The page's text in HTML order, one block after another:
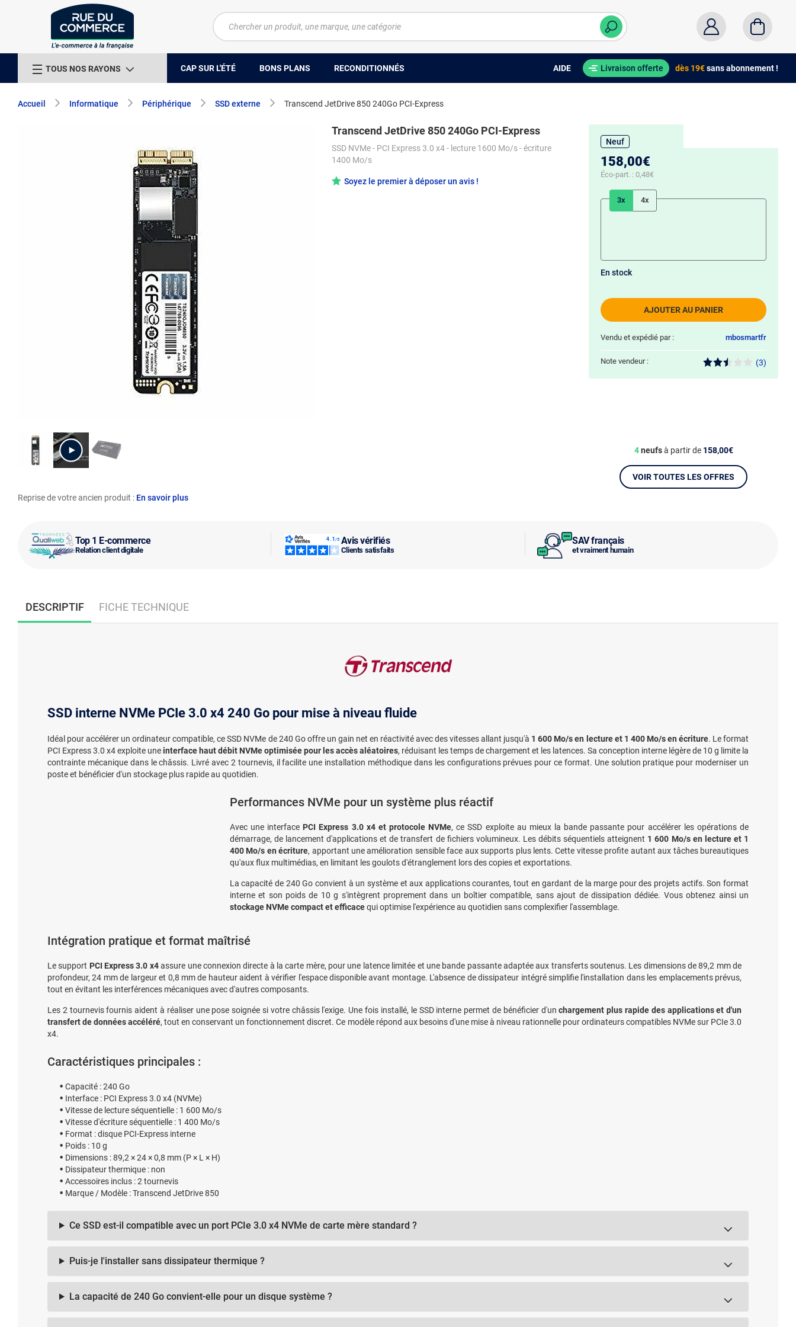
TOUS NOS RAYONS CAP SUR L'ÉTÉ BONS PLANS RECONDITIONNÉS AIDE Livraison offerte dès 19€sans abonnement !
Accueil Informatique Périphérique SSD externe Transcend JetDrive 850 240Go PCI-Express
Top 1 E-commerce
Relation client digitale
Avis vérifiés
Clients satisfaits
SAV français
et vraiment humain
Reprise de votre ancien produit : En savoir plus
Transcend JetDrive 850 240Go PCI-Express
SSD NVMe - PCI Express 3.0 x4 - lecture 1600 Mo/s - écriture
1400 Mo/s
Soyez le premier à déposer un avis !
Neuf
158,00€
Éco-part. : 0,48€
3x 4x
AJOUTER AU PANIER
En stock
Vendu et expédié par : mbosmartfr
Note vendeur : (3)
4neufsà partir de 158,00€
VOIR TOUTES LES OFFRES
DESCRIPTIF FICHE TECHNIQUE
SSD interne NVMe PCIe 3.0 x4 240 Go pour mise à niveau fluide
Idéal pour accélérer un ordinateur compatible, ce SSD NVMe de 240 Go offre un gain net en réactivité avec des vitesses allant jusqu'à 1 600 Mo/s en lecture et 1 400 Mo/s en écriture. Le format
PCI Express 3.0 x4 exploite uneinterface haut débit NVMe optimisée pour les accès aléatoires, réduisant les temps de chargement et les latences. Sa conception interne légère de 10 g limite la
contrainte mécanique dans le châssis. Livré avec 2 tournevis, il facilite une installation méthodique dans les configurations prévues pour ce format. Une solution pratique pour moderniser un
poste et bénéficier d'un stockage plus rapide au quotidien.
Performances NVMe pour un système plus réactif
Avec une interface PCI Express 3.0 x4 et protocole NVMe, ce SSD exploite au mieux la bande passante pour accélérer les opérations de
démarrage, de lancement d'applications et de transfert de fichiers volumineux. Les débits séquentiels atteignent 1 600 Mo/s en lecture et 1
400 Mo/s en écriture, apportant une amélioration sensible face aux supports plus lents. Cette vitesse profite autant aux tâches bureautiques
qu'aux flux multimédias, en limitant les goulots d'étranglement lors des copies et exportations.
La capacité de 240 Go convient à un système et aux applications courantes, tout en gardant de la marge pour des projets actifs. Son format
interne et son poids de 10 g s'intègrent proprement dans un boîtier compatible, sans ajout de dissipation dédiée. Vous obtenez ainsi un
stockage NVMe compact et efficacequi optimise l'expérience au quotidien sans complexifier l'assemblage.
Intégration pratique et format maîtrisé
Le support PCI Express 3.0 x4assure une connexion directe à la carte mère, pour une latence limitée et une bande passante adaptée aux transferts soutenus. Les dimensions de 89,2 mm de
profondeur, 24 mm de largeur et 0,8 mm de hauteur aident à vérifier l'espace disponible avant montage. L'absence de dissipateur intégré simplifie l'installation dans les emplacements prévus,
tout en évitant les interférences mécaniques avec d'autres composants.
Les 2 tournevis fournis aident à réaliser une pose soignée si votre châssis l'exige. Une fois installé, le SSD interne permet de bénéficier d'uncharge­ment plus rapide des applications et d'un
transfert de données accéléré, tout en conservant un fonctionnement discret. Ce modèle répond aux besoins d'une mise à niveau rationnelle pour ordinateurs compatibles NVMe sur PCIe 3.0
x4.
Caractéristiques principales :
Capacité : 240 Go
Interface : PCI Express 3.0 x4 (NVMe)
Vitesse de lecture séquentielle : 1 600 Mo/s
Vitesse d'écriture séquentielle : 1 400 Mo/s
Format : disque PCI-Express interne
Poids : 10 g
Dimensions : 89,2 × 24 × 0,8 mm (P × L × H)
Dissipateur thermique : non
Accessoires inclus : 2 tournevis
Marque / Modèle : Transcend JetDrive 850
Ce SSD est-il compatible avec un port PCIe 3.0 x4 NVMe de carte mère standard ?
Puis-je l'installer sans dissipateur thermique ?
La capacité de 240 Go convient-elle pour un disque système ?